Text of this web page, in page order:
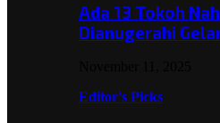
Ada 13 Tokoh
Dianugerahi
Editor's Picks